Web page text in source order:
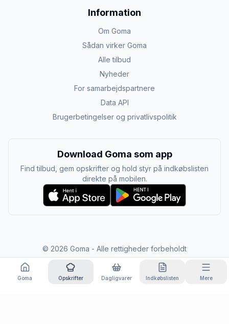
Information
Om Goma
Sådan virker Goma
Alle tilbud
Nyheder
For samarbejdspartnere
Data API
Brugerbetingelser og privatlivspolitik
Download Goma som app
Find tilbud, gem opskrifter og hold styr på indkøbslisten
direkte på mobilen.
© 2026 Goma - Alle rettigheder forbeholdt
Goma Opskrifter Dagligvarer Indkøbslisten Mere